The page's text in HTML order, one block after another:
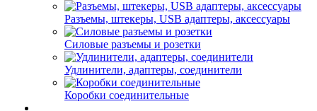
Разъемы, штекеры, USB адаптеры, аксессуары
Силовые разъемы и розетки
Удлинители, адаптеры, соединители
Коробки соединительные